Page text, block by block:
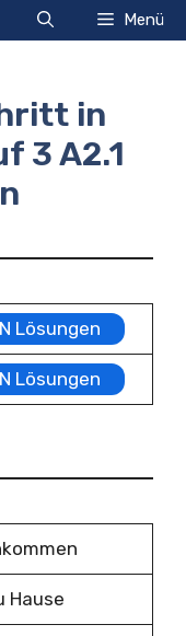
Menü
in
3 A2.1
Lösungen
Lösungen
Hause